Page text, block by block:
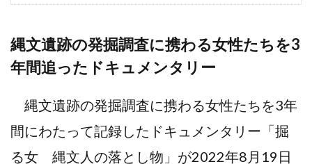
縄文遺跡の発掘調査に携わる女性たちを3
年間追ったドキュメンタリー
縄文遺跡の発掘調査に携わる女性たちを3年
間にわたって記録したドキュメンタリー「掘
る女 縄文人の落とし物」が2022年8月19日